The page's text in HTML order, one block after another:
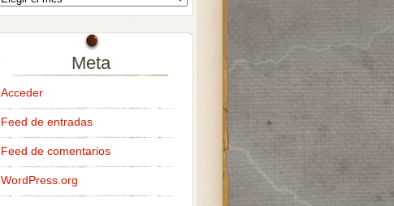
Meta
Acceder
Feed de entradas
Feed de comentarios
WordPress.org